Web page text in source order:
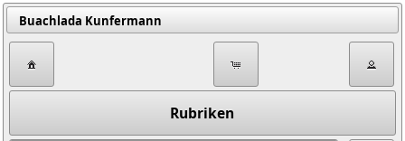
Buachlada Kunfermann
Rubriken